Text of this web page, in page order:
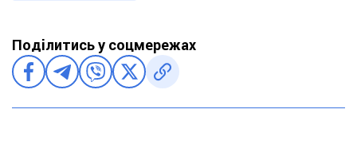
Поділитись у соцмережах